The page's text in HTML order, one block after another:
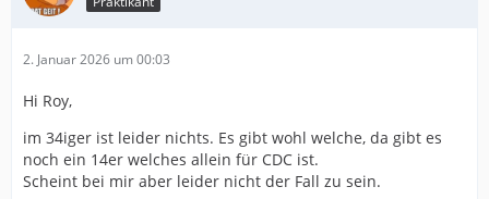
2. Januar 2026 um 00:03
Hi Roy,
im 34iger ist leider nichts. Es gibt wohl welche, da gibt es
noch ein 14er welches allein für CDC ist.
Scheint bei mir aber leider nicht der Fall zu sein.